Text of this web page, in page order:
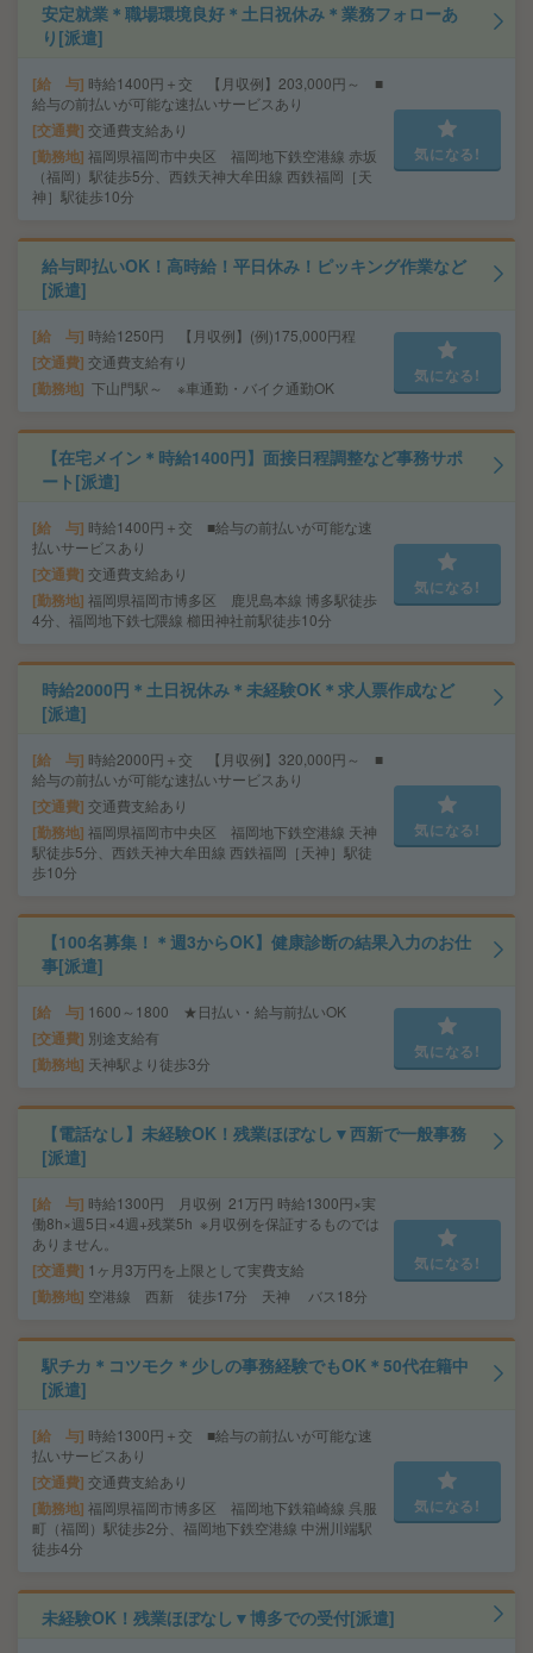
安定就業＊職場環境良好＊土日祝休み＊業務フォローあ
り[派遣]
給 与 時給1400円＋交 【月収例】203,000円～ ■
給与の前払いが可能な速払いサービスあり
交通費 交通費支給あり
勤務地 福岡県福岡市中央区 福岡地下鉄空港線 赤坂
（福岡）駅徒歩5分、西鉄天神大牟田線 西鉄福岡［天
神］駅徒歩10分
気になる!
給与即払いOK！高時給！平日休み！ピッキング作業など
[派遣]
給 与 時給1250円 【月収例】(例)175,000円程
交通費 交通費支給有り
勤務地 下山門駅～ ※車通勤・バイク通勤OK
気になる!
【在宅メイン＊時給1400円】面接日程調整など事務サポ
ート[派遣]
給 与 時給1400円＋交 ■給与の前払いが可能な速
払いサービスあり
交通費 交通費支給あり
勤務地 福岡県福岡市博多区 鹿児島本線 博多駅徒歩
4分、福岡地下鉄七隈線 櫛田神社前駅徒歩10分
気になる!
時給2000円＊土日祝休み＊未経験OK＊求人票作成など
[派遣]
給 与 時給2000円＋交 【月収例】320,000円～ ■
給与の前払いが可能な速払いサービスあり
交通費 交通費支給あり
勤務地 福岡県福岡市中央区 福岡地下鉄空港線 天神
駅徒歩5分、西鉄天神大牟田線 西鉄福岡［天神］駅徒
歩10分
気になる!
【100名募集！＊週3からOK】健康診断の結果入力のお仕
事[派遣]
給 与 1600～1800 ★日払い・給与前払いOK
交通費 別途支給有
勤務地 天神駅より徒歩3分
気になる!
【電話なし】未経験OK！残業ほぼなし▼西新で一般事務
[派遣]
給 与 時給1300円 月収例 21万円 時給1300円×実
働8h×週5日×4週+残業5h ※月収例を保証するものでは
ありません。
交通費 1ヶ月3万円を上限として実費支給
勤務地 空港線 西新 徒歩17分 天神 バス18分
気になる!
駅チカ＊コツモク＊少しの事務経験でもOK＊50代在籍中
[派遣]
給 与 時給1300円＋交 ■給与の前払いが可能な速
払いサービスあり
交通費 交通費支給あり
勤務地 福岡県福岡市博多区 福岡地下鉄箱崎線 呉服
町（福岡）駅徒歩2分、福岡地下鉄空港線 中洲川端駅
徒歩4分
気になる!
未経験OK！残業ほぼなし▼博多での受付[派遣]